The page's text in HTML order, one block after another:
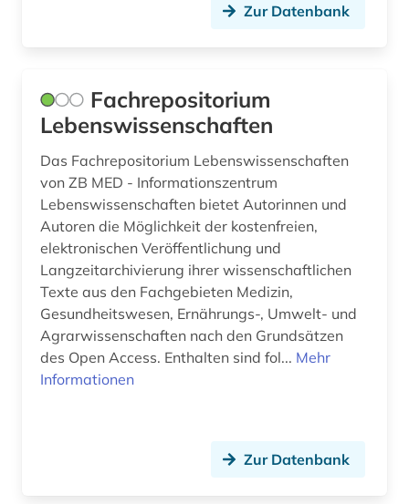
Zur Datenbank
Fachrepositorium
Lebenswissenschaften
Das Fachrepositorium Lebenswissenschaften
von ZB MED - Informationszentrum
Lebenswissenschaften bietet Autorinnen und
Autoren die Möglichkeit der kostenfreien,
elektronischen Veröffentlichung und
Langzeitarchivierung ihrer wissenschaftlichen
Texte aus den Fachgebieten Medizin,
Gesundheitswesen, Ernährungs-, Umwelt- und
Agrarwissenschaften nach den Grundsätzen
des Open Access. Enthalten sind fol... Mehr
Informationen
Zur Datenbank